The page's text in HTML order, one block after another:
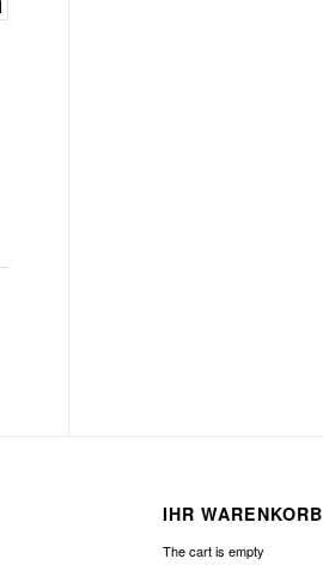
IHR WARENKORB
The cart is empty